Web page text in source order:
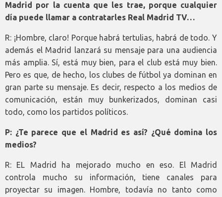
Madrid por la cuenta que les trae, porque cualquier
día puede llamar a contratarles Real Madrid TV…
R: ¡Hombre, claro! Porque habrá tertulias, habrá de todo. Y
además el Madrid lanzará su mensaje para una audiencia
más amplia. Sí, está muy bien, para el club está muy bien.
Pero es que, de hecho, los clubes de fútbol ya dominan en
gran parte su mensaje. Es decir, respecto a los medios de
comunicación, están muy bunkerizados, dominan casi
todo, como los partidos políticos.
P: ¿Te parece que el Madrid es así? ¿Qué domina los
medios?
R: EL Madrid ha mejorado mucho en eso. El Madrid
controla mucho su información, tiene canales para
proyectar su imagen. Hombre, todavía no tanto como